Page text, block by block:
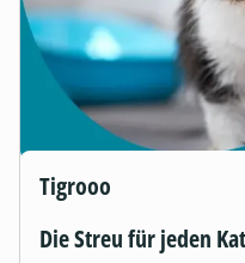
Tigrooo
Die Streu für jeden